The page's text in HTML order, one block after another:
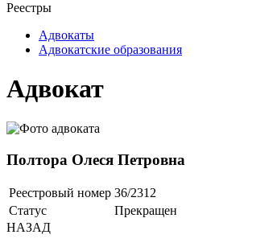
Реестры
Адвокаты
Адвокатские образования
Адвокат
Полтора Олеся Петровна
Реестровый номер 36/2312
Статус
Прекращен
НАЗАД